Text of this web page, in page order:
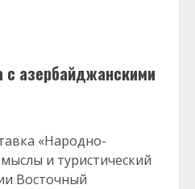
с азербайджанскими
«Народно-
и туристический
Восточный